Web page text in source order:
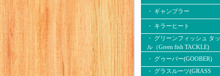
・ ギャンブラー
・ キラーヒート
・ グリーンフィッシュ タ
ル（Green fish TACKLE)
・ グゥーバー(GOOBER)
・ グラスルーツ(GRASS